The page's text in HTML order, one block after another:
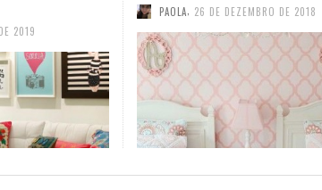
DE 2018 PAOLA 12 DE NOVEMBRO DE 2018